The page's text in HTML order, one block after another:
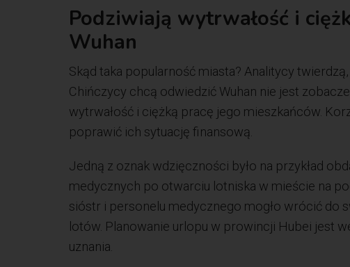
Podziwiają wytrwałość i
Wuhan
Skąd taka popularność miasta? Analitycy
Chińczycy chcą odwiedzić Wuhan nie jest
wytrwałość i ciężką pracę jego mieszkańców.
poprawić ich sytuację finansową.
Jedną z oznak wdzięczności było na przykład
medycznych po otwarciu lotniska w mieście na
sióstr i personelu medycznego mogło wrócić do
lotów. Planowanie urlopu w prowincji Hubei jest
uznania.